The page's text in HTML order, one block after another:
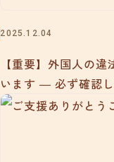
2025.12.04
【重要】外国人の
います ― 必ず確認